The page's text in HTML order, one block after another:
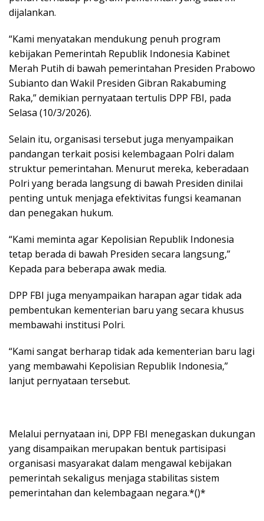
dijalankan.
“Kami menyatakan mendukung penuh program
kebijakan Pemerintah Republik Indonesia Kabinet
Merah Putih di bawah pemerintahan Presiden Prabowo
Subianto dan Wakil Presiden Gibran Rakabuming
Raka,” demikian pernyataan tertulis DPP FBI, pada
Selasa (10/3/2026).
Selain itu, organisasi tersebut juga menyampaikan
pandangan terkait posisi kelembagaan Polri dalam
struktur pemerintahan. Menurut mereka, keberadaan
Polri yang berada langsung di bawah Presiden dinilai
penting untuk menjaga efektivitas fungsi keamanan
dan penegakan hukum.
“Kami meminta agar Kepolisian Republik Indonesia
tetap berada di bawah Presiden secara langsung,”
Kepada para beberapa awak media.
DPP FBI juga menyampaikan harapan agar tidak ada
pembentukan kementerian baru yang secara khusus
membawahi institusi Polri.
“Kami sangat berharap tidak ada kementerian baru lagi
yang membawahi Kepolisian Republik Indonesia,”
lanjut pernyataan tersebut.
Melalui pernyataan ini, DPP FBI menegaskan dukungan
yang disampaikan merupakan bentuk partisipasi
organisasi masyarakat dalam mengawal kebijakan
pemerintah sekaligus menjaga stabilitas sistem
pemerintahan dan kelembagaan negara.*()*